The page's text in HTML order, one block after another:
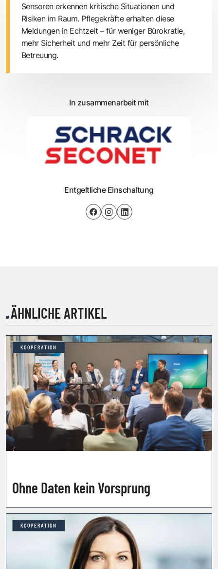
Sensoren erkennen kritische Situationen und
Risiken im Raum. Pflegekräfte erhalten diese
Meldungen in Echtzeit – für weniger Bürokratie,
mehr Sicherheit und mehr Zeit für persönliche
Betreuung.
In zusammenarbeit mit
Entgeltliche Einschaltung
ÄHNLICHE ARTIKEL
KOOPERATION
Ohne Daten kein Vorsprung
KOOPERATION